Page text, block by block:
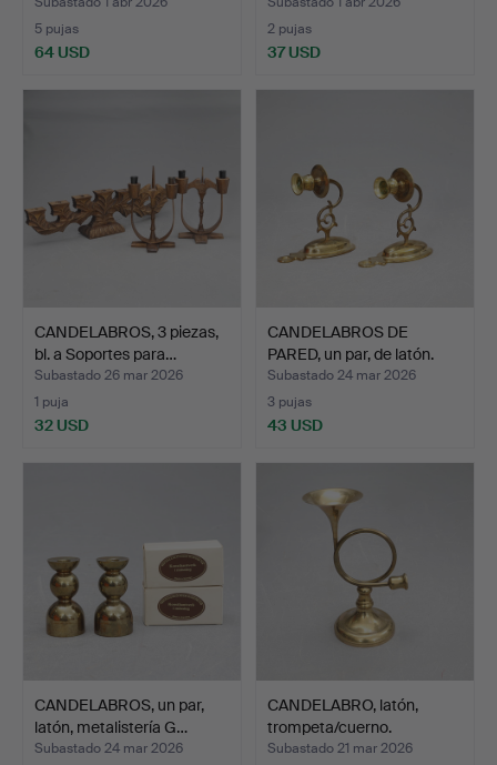
5 pujas
64 USD
2 pujas
37 USD
CANDELABROS, 3 piezas,
bl. a Soportes para…
Subastado 26 mar 2026
1 puja
32 USD
CANDELABROS DE
PARED, un par, de latón.
Subastado 24 mar 2026
3 pujas
43 USD
CANDELABROS, un par,
latón, metalistería G…
Subastado 24 mar 2026
CANDELABRO, latón,
trompeta/cuerno.
Subastado 21 mar 2026